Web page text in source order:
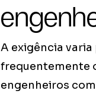
A exigência
frequentemente
engenheiros